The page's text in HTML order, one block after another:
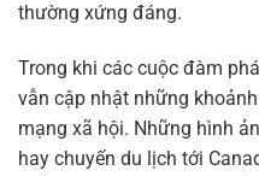
thường xứng đáng.
Trong khi các cuộc đàm
vẫn cập nhật những
mạng xã hội. Những hình
hay chuyến du lịch tới